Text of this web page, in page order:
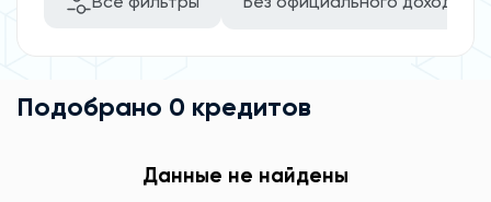
Подобрано 0 кредитов
Данные не найдены